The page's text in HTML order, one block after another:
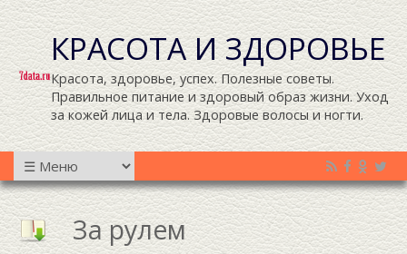
КРАСОТА И ЗДОРОВЬЕ
Красота, здоровье, успех. Полезные советы.
Правильное питание и здоровый образ жизни. Уход
за кожей лица и тела. Здоровые волосы и ногти.
За рулем